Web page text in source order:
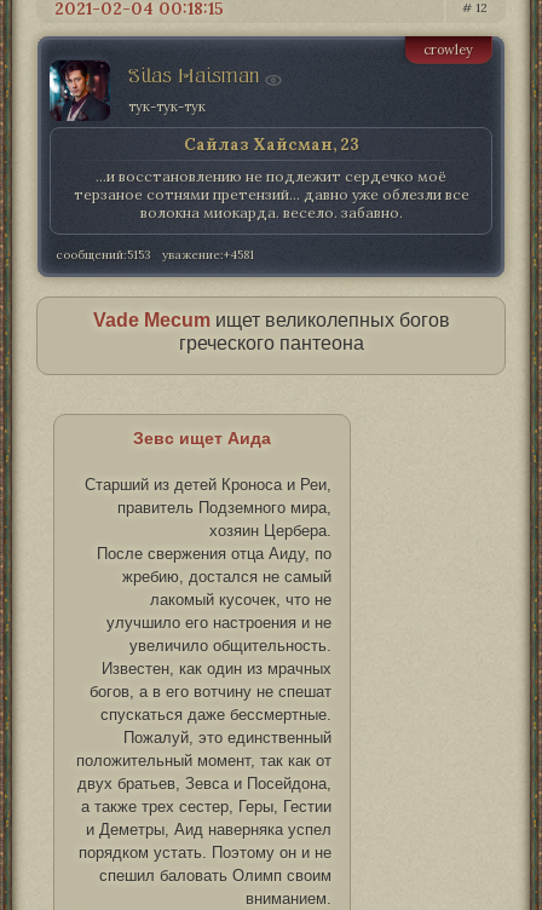
12
2021-02-04 00:18:15
Silas Haisman
crowley
тук-тук-тук
Сайлаз Хайсман, 23
...и восстановлению не подлежит сердечко моё
терзаное сотнями претензий... давно уже облезли все
волокна миокарда. весело. забавно.
сообщений:5153 уважение:+4581
Vade Mecumищет великолепных богов
греческого пантеона
Зевс ищет Аида
Старший из детей Кроноса и Реи,
правитель Подземного мира,
хозяин Цербера.
После свержения отца Аиду, по
жребию, достался не самый
лакомый кусочек, что не
улучшило его настроения и не
увеличило общительность.
Известен, как один из мрачных
богов, а в его вотчину не спешат
спускаться даже бессмертные.
Пожалуй, это единственный
положительный момент, так как от
двух братьев, Зевса и Посейдона,
а также трех сестер, Геры, Гестии
и Деметры, Аид наверняка успел
порядком устать. Поэтому он и не
спешил баловать Олимп своим
вниманием.